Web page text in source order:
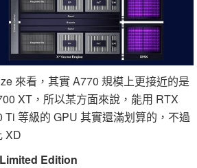
來看，其實 A770 規模上更接近的是
XT，所以某方面來說，能用 RTX
Ti 等級的 GPU 其實還滿划算的，不過
XD
Edition